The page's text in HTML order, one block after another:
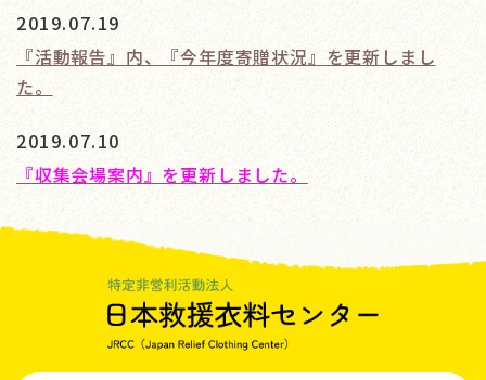
2019.07.19
『活動報告』内、『今年度寄贈状況』を更新しまし
た。
2019.07.10
『収集会場案内』を更新しました。